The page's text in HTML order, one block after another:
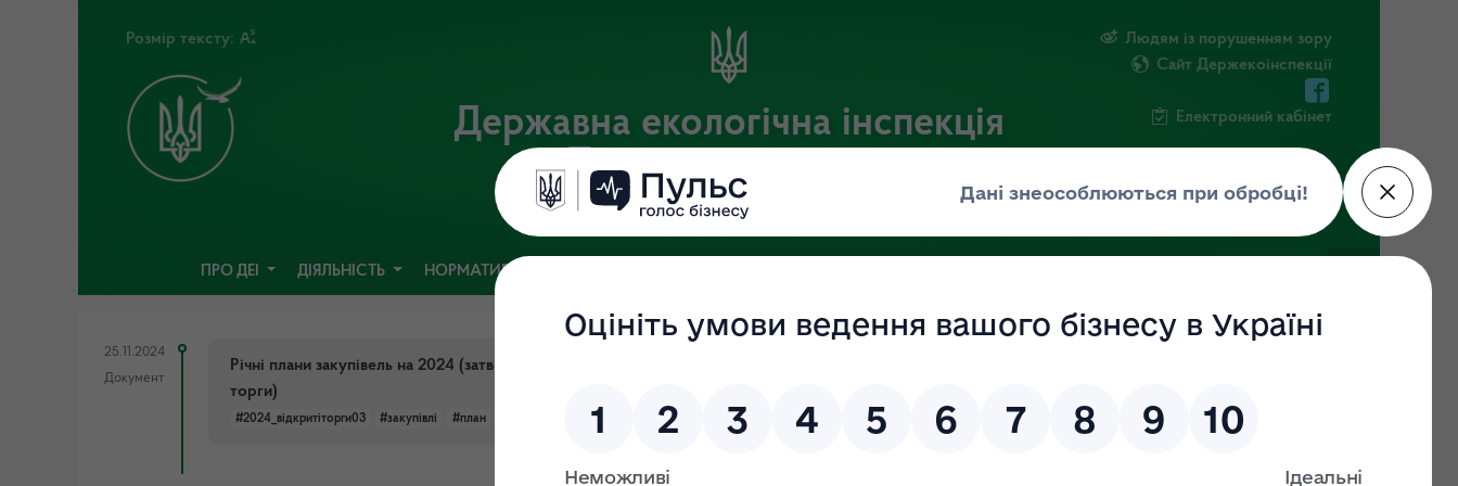
Розмір тексту:
Державна екологічна інспекція
Поліського округу
Офіційний веб-портал
Людям із порушенням зору
Сайт Держекоінспекції
Електронний кабінет
ПРО ДЕІ ДІЯЛЬНІСТЬ НОРМАТИВНА БАЗА
25.11.2024
Документ
Річні плани закупівель на 2024 (затверджено в.о уповноваженої особи від 22.11.2024 №03, відкритв
торги)
#2024_відкритіторги03 #закупівлі #план